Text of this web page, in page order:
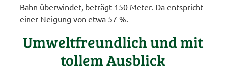
Bahn überwindet, beträgt 150 Meter. Da entspricht
einer Neigung von etwa 57 %.
Umweltfreundlich und mit
tollem Ausblick